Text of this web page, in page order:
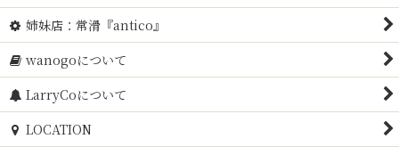
姉妹店：常滑『antico』
wanogoについて
LarryCoについて
LOCATION